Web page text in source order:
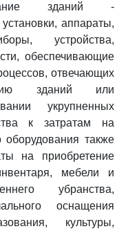
зданий -
аппараты,
устройства,
обеспечивающие
отвечающих
зданий или
укрупненных
к затратам на
оборудования также
на приобретение
мебели и
убранства,
оснащения
культуры,